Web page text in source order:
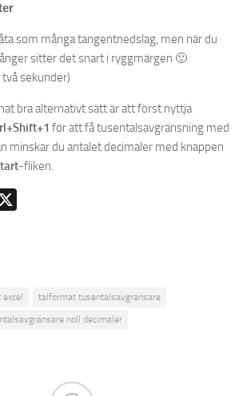
som många tangentnedslag, men när du
sitter det snart i ryggmärgen 🙂
sekunder)
bra alternativt sätt är att först nyttja
för att få tusentalsavgränsning med
minskar du antalet decimaler med knappen
-fliken.
talformat tusentalsavgränsare
noll decimaler